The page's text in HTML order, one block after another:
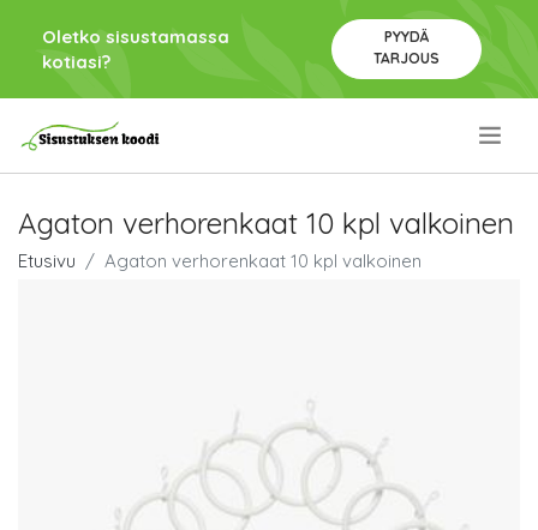
Oletko sisustamassa
kotiasi?
PYYDÄ
TARJOUS
Agaton verhorenkaat 10 kpl valkoinen
Etusivu Agaton verhorenkaat 10 kpl valkoinen